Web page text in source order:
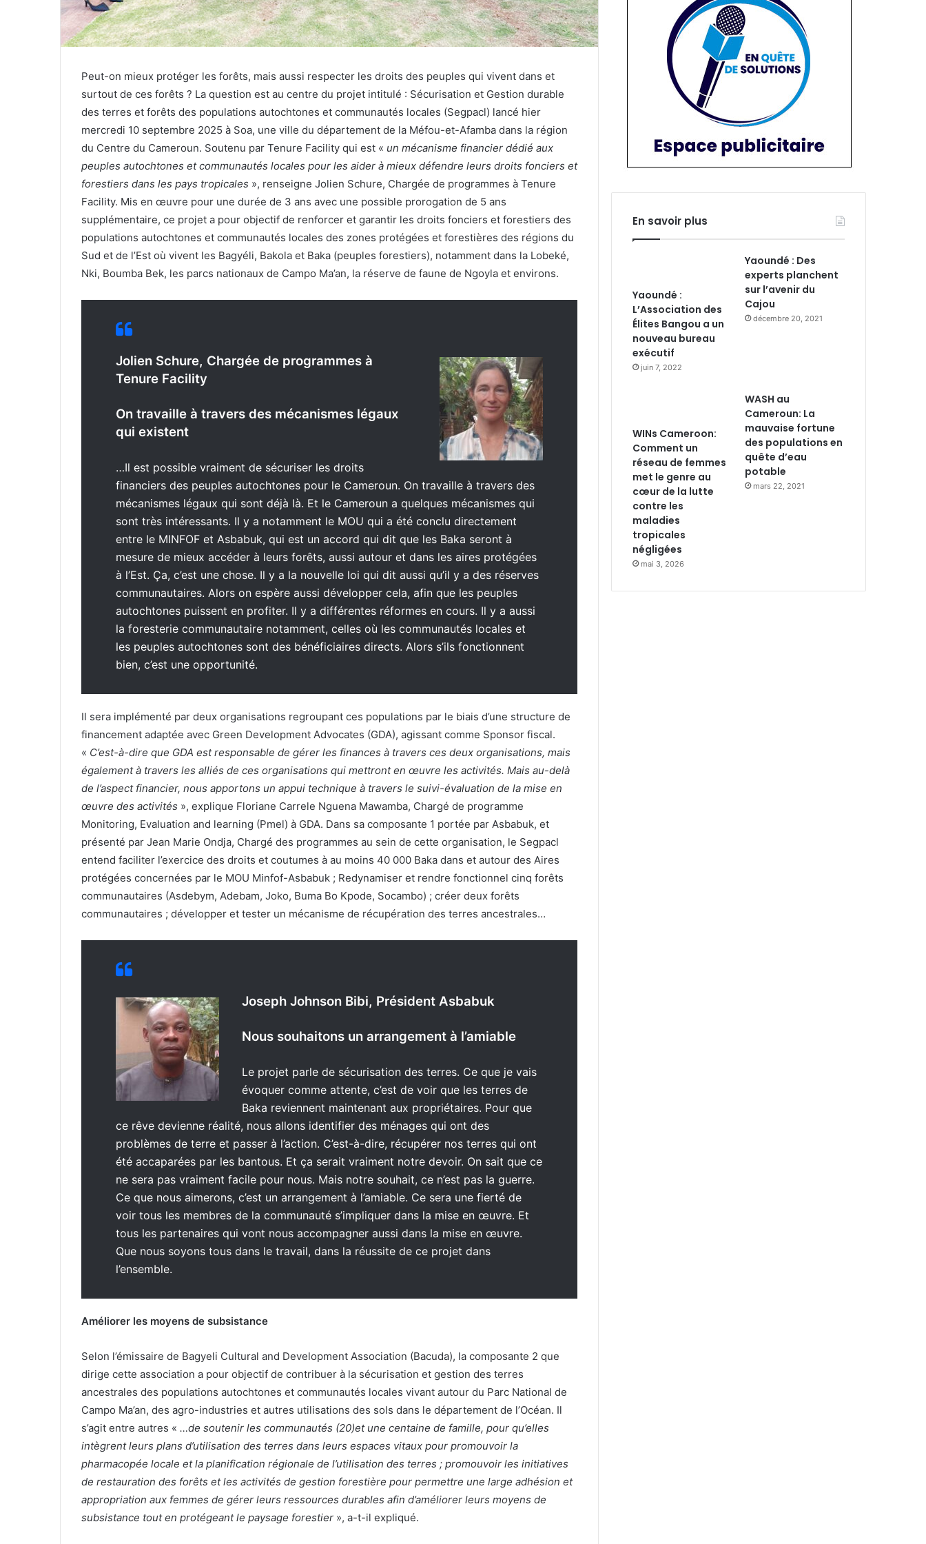
Peut-on mieux protéger les forêts, mais aussi respecter les droits des peuples qui vivent dans et
surtout de ces forêts ? La question est au centre du projet intitulé : Sécurisation et Gestion durable
des terres et forêts des populations autochtones et communautés locales (Segpacl) lancé hier
mercredi 10 septembre 2025 à Soa, une ville du département de la Méfou-et-Afamba dans la région
du Centre du Cameroun. Soutenu par Tenure Facility qui est « un mécanisme financier dédié aux
peuples autochtones et communautés locales pour les aider à mieux défendre leurs droits fonciers et
forestiers dans les pays tropicales », renseigne Jolien Schure, Chargée de programmes à Tenure
Facility. Mis en œuvre pour une durée de 3 ans avec une possible prorogation de 5 ans
supplémentaire, ce projet a pour objectif de renforcer et garantir les droits fonciers et forestiers des
populations autochtones et communautés locales des zones protégées et forestières des régions du
Sud et de l’Est où vivent les Bagyéli, Bakola et Baka (peuples forestiers), notamment dans la Lobeké,
Nki, Boumba Bek, les parcs nationaux de Campo Ma’an, la réserve de faune de Ngoyla et environs.
Jolien Schure, Chargée de programmes à
Tenure Facility
On travaille à travers des mécanismes légaux
qui existent
…Il est possible vraiment de sécuriser les droits
financiers des peuples autochtones pour le Cameroun. On travaille à travers des
mécanismes légaux qui sont déjà là. Et le Cameroun a quelques mécanismes qui
sont très intéressants. Il y a notamment le MOU qui a été conclu directement
entre le MINFOF et Asbabuk, qui est un accord qui dit que les Baka seront à
mesure de mieux accéder à leurs forêts, aussi autour et dans les aires protégées
à l’Est. Ça, c’est une chose. Il y a la nouvelle loi qui dit aussi qu’il y a des réserves
communautaires. Alors on espère aussi développer cela, afin que les peuples
autochtones puissent en profiter. Il y a différentes réformes en cours. Il y a aussi
la foresterie communautaire notamment, celles où les communautés locales et
les peuples autochtones sont des bénéficiaires directs. Alors s’ils fonctionnent
bien, c’est une opportunité.
Il sera implémenté par deux organisations regroupant ces populations par le biais d’une structure de
financement adaptée avec Green Development Advocates (GDA), agissant comme Sponsor fiscal.
« C’est-à-dire que GDA est responsable de gérer les finances à travers ces deux organisations, mais
également à travers les alliés de ces organisations qui mettront en œuvre les activités. Mais au-delà
de l’aspect financier, nous apportons un appui technique à travers le suivi-évaluation de la mise en
œuvre des activités », explique Floriane Carrele Nguena Mawamba, Chargé de programme
Monitoring, Evaluation and learning (Pmel) à GDA. Dans sa composante 1 portée par Asbabuk, et
présenté par Jean Marie Ondja, Chargé des programmes au sein de cette organisation, le Segpacl
entend faciliter l’exercice des droits et coutumes à au moins 40 000 Baka dans et autour des Aires
protégées concernées par le MOU Minfof-Asbabuk ; Redynamiser et rendre fonctionnel cinq forêts
communautaires (Asdebym, Adebam, Joko, Buma Bo Kpode, Socambo) ; créer deux forêts
communautaires ; développer et tester un mécanisme de récupération des terres ancestrales…
Joseph Johnson Bibi, Président Asbabuk
Nous souhaitons un arrangement à l’amiable
Le projet parle de sécurisation des terres. Ce que je vais
évoquer comme attente, c’est de voir que les terres de
Baka reviennent maintenant aux propriétaires. Pour que
ce rêve devienne réalité, nous allons identifier des ménages qui ont des
problèmes de terre et passer à l’action. C’est-à-dire, récupérer nos terres qui ont
été accaparées par les bantous. Et ça serait vraiment notre devoir. On sait que ce
ne sera pas vraiment facile pour nous. Mais notre souhait, ce n’est pas la guerre.
Ce que nous aimerons, c’est un arrangement à l’amiable. Ce sera une fierté de
voir tous les membres de la communauté s’impliquer dans la mise en œuvre. Et
tous les partenaires qui vont nous accompagner aussi dans la mise en œuvre.
Que nous soyons tous dans le travail, dans la réussite de ce projet dans
l’ensemble.
Améliorer les moyens de subsistance
Selon l’émissaire de Bagyeli Cultural and Development Association (Bacuda), la composante 2 que
dirige cette association a pour objectif de contribuer à la sécurisation et gestion des terres
ancestrales des populations autochtones et communautés locales vivant autour du Parc National de
Campo Ma’an, des agro-industries et autres utilisations des sols dans le département de l’Océan. Il
s’agit entre autres « …de soutenir les communautés (20)et une centaine de famille, pour qu’elles
intègrent leurs plans d’utilisation des terres dans leurs espaces vitaux pour promouvoir la
pharmacopée locale et la planification régionale de l’utilisation des terres ; promouvoir les initiatives
de restauration des forêts et les activités de gestion forestière pour permettre une large adhésion et
appropriation aux femmes de gérer leurs ressources durables afin d’améliorer leurs moyens de
subsistance tout en protégeant le paysage forestier », a-t-il expliqué.
En savoir plus
Yaoundé :
L’Association des
Élites Bangou a un
nouveau bureau
exécutif
juin 7, 2022
Yaoundé : Des
experts planchent
sur l’avenir du
Cajou
décembre 20, 2021
WINs Cameroon:
Comment un
réseau de femmes
met le genre au
cœur de la lutte
contre les
maladies
tropicales
négligées
mai 3, 2026
WASH au
Cameroun: La
mauvaise fortune
des populations en
quête d’eau
potable
mars 22, 2021